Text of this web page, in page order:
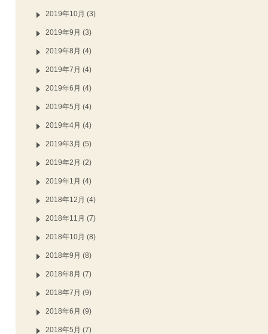
2019年10月 (3)
2019年9月 (3)
2019年8月 (4)
2019年7月 (4)
2019年6月 (4)
2019年5月 (4)
2019年4月 (4)
2019年3月 (5)
2019年2月 (2)
2019年1月 (4)
2018年12月 (4)
2018年11月 (7)
2018年10月 (8)
2018年9月 (8)
2018年8月 (7)
2018年7月 (9)
2018年6月 (9)
2018年5月 (7)